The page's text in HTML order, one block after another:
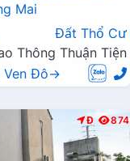
Mai
Đất Thổ Cư
Thông Thuận Tiện
Ven Đô→
Đ 874